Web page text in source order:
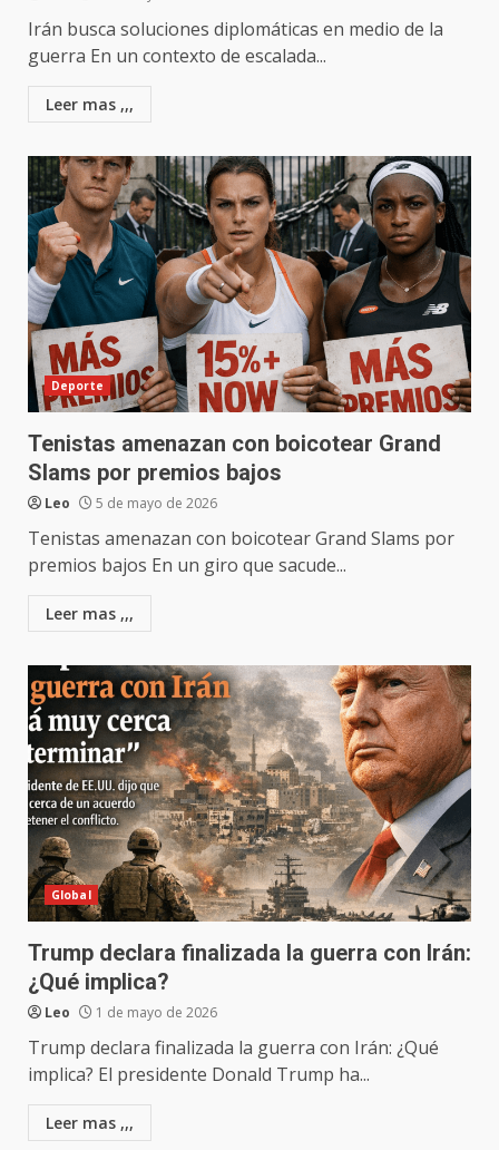
Irán busca soluciones diplomáticas en medio de la
guerra En un contexto de escalada...
Leer mas ,,,
Deporte
Tenistas amenazan con boicotear Grand
Slams por premios bajos
Leo 5 de mayo de 2026
Tenistas amenazan con boicotear Grand Slams por
premios bajos En un giro que sacude...
Leer mas ,,,
Global
Trump declara finalizada la guerra con Irán:
¿Qué implica?
Leo 1 de mayo de 2026
Trump declara finalizada la guerra con Irán: ¿Qué
implica? El presidente Donald Trump ha...
Leer mas ,,,